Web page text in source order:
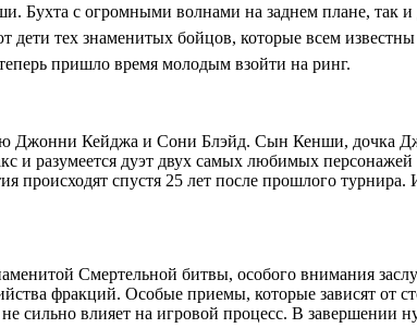
Бухта с огромными волнами на заднем плане,
дети тех знаменитых бойцов, которые всем
пришло время молодым взойти на ринг.
Джонни Кейджа и Сони Блэйд. Сын Кенши, дочка
и разумеется дуэт двух самых любимых
происходят спустя 25 лет после прошлого
Смертельной битвы, особого внимания
фракций. Особые приемы, которые зависят от
влияет на игровой процесс. В завершении